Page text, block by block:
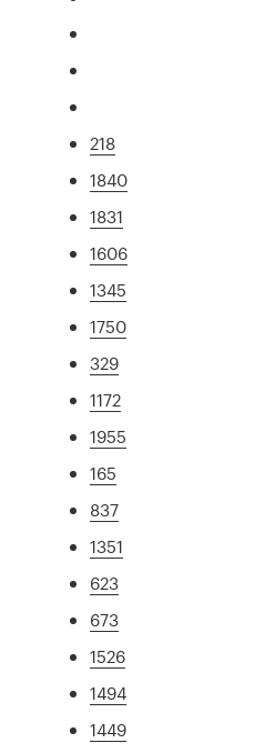
218
1840
1831
1606
1345
1750
329
1172
1955
165
837
1351
623
673
1526
1494
1449